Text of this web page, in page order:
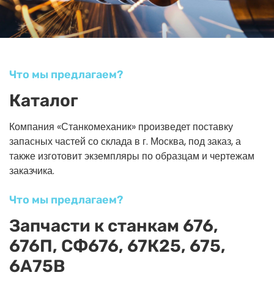
Что мы предлагаем?
Каталог
Компания «Станкомеханик» произведет поставку
запасных частей со склада в г. Москва, под заказ, а
также изготовит экземпляры по образцам и чертежам
заказчика.
Что мы предлагаем?
Запчасти к станкам 676,
676П, СФ676, 67К25, 675,
6А75В